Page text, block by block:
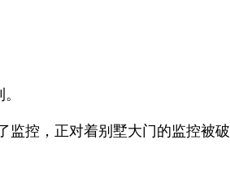
控，正对着别墅大门的监控被